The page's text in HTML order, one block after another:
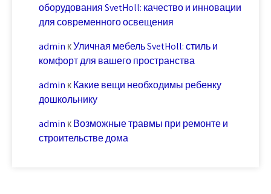
оборудования SvetHoll: качество и инновации
для современного освещения
admin кУличная мебель SvetHoll: стиль и
комфорт для вашего пространства
admin кКакие вещи необходимы ребенку
дошкольнику
admin кВозможные травмы при ремонте и
строительстве дома